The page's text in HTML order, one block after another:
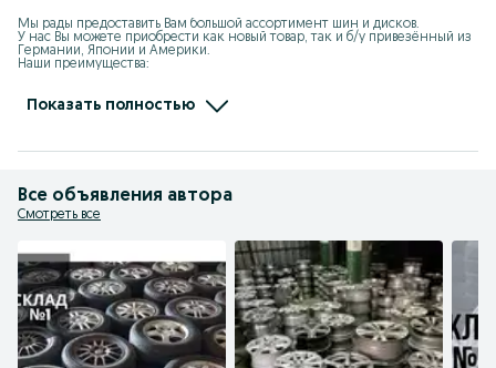
Мы рады предоставить Вам большой ассортимент шин и дисков.
У нас Вы можете приобрести как новый товар, так и б/у привезённый из
Германии, Японии и Америки.
Наши преимущества:
                                        - Гарантия на шиномонтаж;
Показать полностью
Все объявления автора
Смотреть все